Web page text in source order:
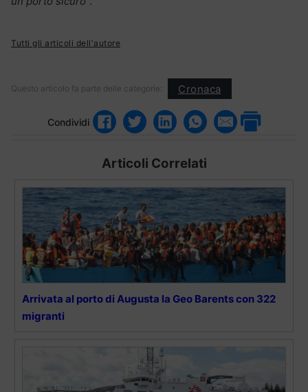
Tutti gli articoli dell'autore
Questo articolo fa parte delle categorie: Cronaca
Condividi
Articoli Correlati
Arrivata al porto di Augusta la Geo Barents con 322
migranti